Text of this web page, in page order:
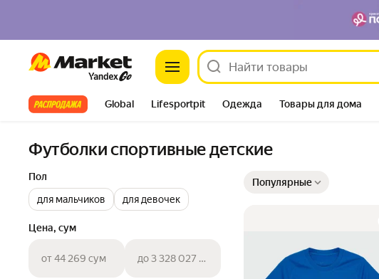
Market
Все хиты Global Lifesportpit Одежда Товары для дома
Футболки спортивные детские
Пол
для мальчиков
для девочек
Цена, сум
от 44 269 сум до 3 328 027 сум
Популярные